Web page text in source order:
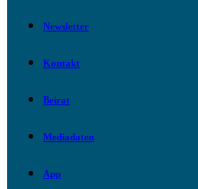
Newsletter
Kontakt
Beirat
Mediadaten
App